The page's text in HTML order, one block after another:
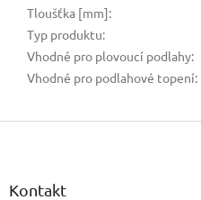
Tloušťka [mm]:
Typ produktu:
Vhodné pro plovoucí podlahy:
Vhodné pro podlahové topení:
Z
Kontakt